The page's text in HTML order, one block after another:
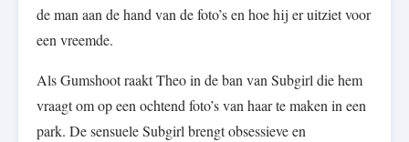
de man aan de hand van de foto’s en hoe hij er uitziet voor
een vreemde.
Als Gumshoot raakt Theo in de ban van Subgirl die hem
vraagt om op een ochtend foto’s van haar te maken in een
park. De sensuele Subgirl brengt obsessieve en